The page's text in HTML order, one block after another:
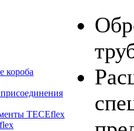
короба
TECEflex